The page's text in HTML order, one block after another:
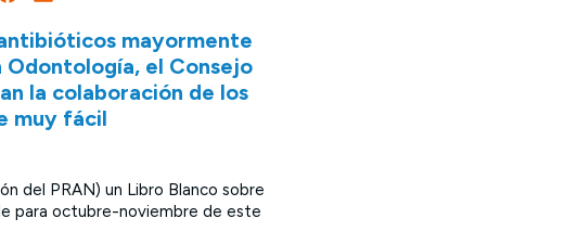
mayormente
el Consejo
la colaboración de los
muy fácil
del PRAN) un Libro Blanco sobre
para octubre-noviembre de este